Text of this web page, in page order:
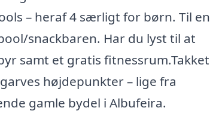
– heraf 4 særligt for børn. Til en
snackbaren. Har du lyst til at
samt et gratis fitnessrum.Takket
højdepunkter – lige fra
gamle bydel i Albufeira.